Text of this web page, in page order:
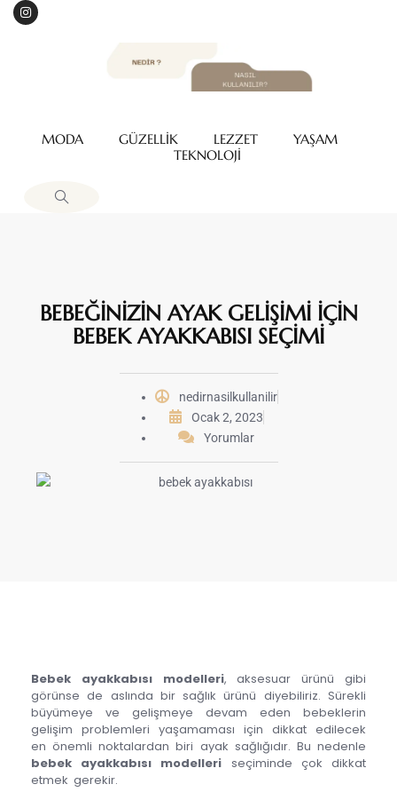
MODA GÜZELLİK LEZZET
YAŞAM
TEKNOLOJİ
BEBEĞİNİZİN AYAK GELİŞİMİ İÇİN
BEBEK AYAKKABISI SEÇİMİ
nedirnasilkullanilir
Ocak 2, 2023
Yorumlar
Bebek ayakkabısı modelleri, aksesuar ürünü gibi
görünse de aslında bir sağlık ürünü diyebiliriz. Sürekli
büyümeye ve gelişmeye devam eden bebeklerin
gelişim problemleri yaşamaması için dikkat edilecek
en önemli noktalardan biri ayak sağlığıdır. Bu nedenle
bebek ayakkabısı modelleri seçiminde çok dikkat
etmek gerekir.